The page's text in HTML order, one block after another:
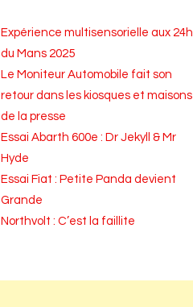
Expérience multisensorielle aux 24h
du Mans 2025
Le Moniteur Automobile fait son
retour dans les kiosques et maisons
de la presse
Essai Abarth 600e : Dr Jekyll & Mr
Hyde
Essai Fiat : Petite Panda devient
Grande
Northvolt : C’est la faillite